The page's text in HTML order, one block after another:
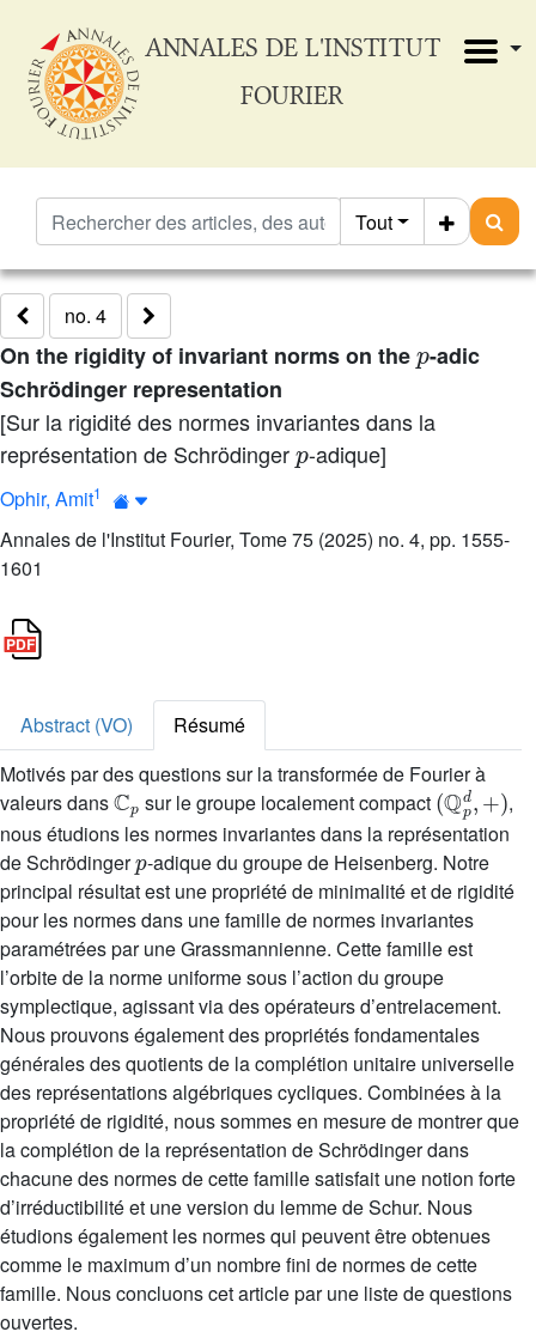
ANNALES DE L'INSTITUT
FOURIER
Tout
no. 4
On the rigidity of invariant norms on the
-adic
Schrödinger representation
[Sur la rigidité des normes invariantes dans la
représentation de Schrödinger p-adique]
Ophir, Amit1
Annales de l'Institut Fourier, Tome 75 (2025) no. 4, pp. 1555-
1601
Abstract (VO)
Résumé
Motivés par des questions sur la transformée de Fourier à
valeurs dans
Cp
sur le groupe localement compact
(Qpd +
,
nous étudions les normes invariantes dans la représentation
de Schrödinger
p
-adique du groupe de Heisenberg. Notre
principal résultat est une propriété de minimalité et de rigidité
pour les normes dans une famille de normes invariantes
paramétrées par une Grassmannienne. Cette famille est
l’orbite de la norme uniforme sous l’action du groupe
symplectique, agissant via des opérateurs d’entrelacement.
Nous prouvons également des propriétés fondamentales
générales des quotients de la complétion unitaire universelle
des représentations algébriques cycliques. Combinées à la
propriété de rigidité, nous sommes en mesure de montrer que
la complétion de la représentation de Schrödinger dans
chacune des normes de cette famille satisfait une notion forte
d’irréductibilité et une version du lemme de Schur. Nous
étudions également les normes qui peuvent être obtenues
comme le maximum d’un nombre fini de normes de cette
famille. Nous concluons cet article par une liste de questions
ouvertes.